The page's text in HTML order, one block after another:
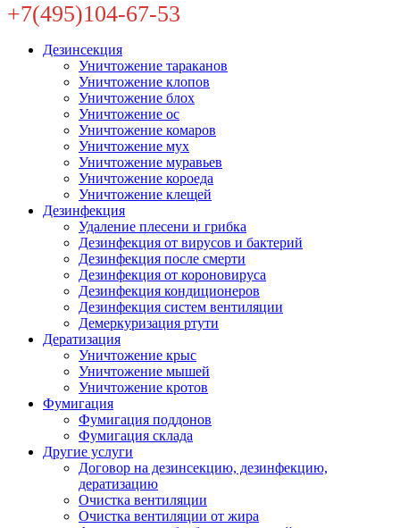
+7(495)104-67-53
Дезинсекция
Уничтожение тараканов
Уничтожение клопов
Уничтожение блох
Уничтожение ос
Уничтожение комаров
Уничтожение мух
Уничтожение муравьев
Уничтожение короеда
Уничтожение клещей
Дезинфекция
Удаление плесени и грибка
Дезинфекция от вирусов и бактерий
Дезинфекция после смерти
Дезинфекция от короновируса
Дезинфекция кондиционеров
Дезинфекция систем вентиляции
Демеркуризация ртути
Дератизация
Уничтожение крыс
Уничтожение мышей
Уничтожение кротов
Фумигация
Фумигация поддонов
Фумигация склада
Другие услуги
Договор на дезинсекцию, дезинфекцию,
дератизацию
Очистка вентиляции
Очистка вентиляции от жира